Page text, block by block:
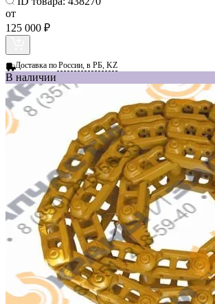
от
125 000 ₽
Доставка поРоссии, в РБ, KZ
В наличии